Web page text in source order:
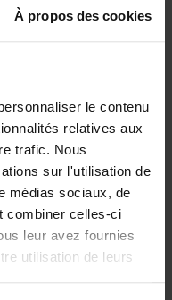
À propos des cookies
le contenu
relatives aux
trafic. Nous
sur l'utilisation de
médias sociaux, de
combiner celles-ci
leur avez fournies
utilisation de leurs
2026 159
2023 208